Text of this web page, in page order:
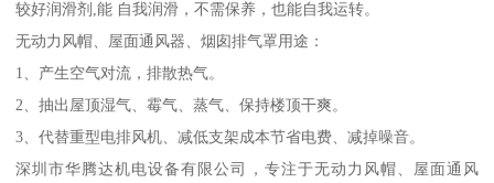
较好润滑剂,能 自我润滑，不需保养，也能自我运转。
无动力风帽、屋面通风器、烟囱排气罩用途：
1、产生空气对流，排散热气。
2、抽出屋顶湿气、霉气、蒸气、保持楼顶干爽。
3、代替重型电排风机、减低支架成本节省电费、减掉噪音。
深圳市华腾达机电设备有限公司，专注于无动力风帽、屋面通风